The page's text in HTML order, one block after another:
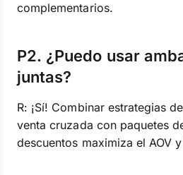
complementarios.
P2. ¿Puedo usar
juntas?
R: ¡Sí! Combinar estrategias
venta cruzada con paquetes
descuentos maximiza el AOV